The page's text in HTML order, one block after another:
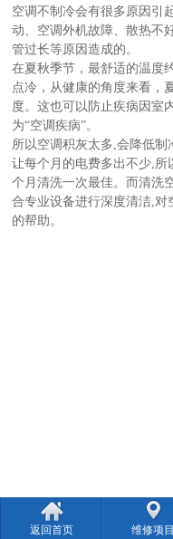
空调不制冷会有很多原因引
动、空调外机故障、散热不
管过长等原因造成的。
在夏秋季节，最舒适的温度
点冷，从健康的角度来看，
度。这也可以防止疾病因室
为“空调疾病”。
所以空调积灰太多,会降低
让每个月的电费多出不少,
个月清洗一次最佳。而清洗
合专业设备进行深度清洁,对
的帮助。
返回首页 维修项目